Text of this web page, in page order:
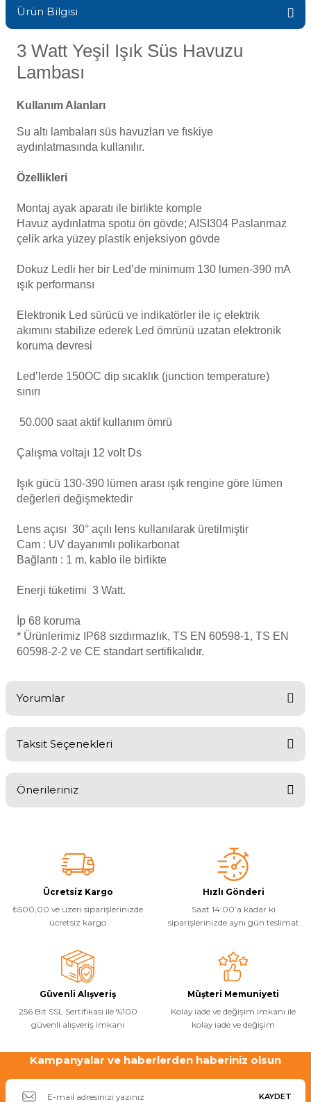
Düşürücü
Wtr Havuz
Toz Ph+ Yükseltici
Selenoid
Alkalinite Düşürücü
Ayak Dezenfektanı
Havuz Filtre
Havuz Kış Kimyasalı
Kalsiyum Hipoklorit
Temizleyici
Havuz Vana
Havuz Isıtma
Havuz Elektrik
Havuz Sarf
Havuz
Bahçe Süs Havuzu
Endüstriyel Blower
Dezenfeksiyon
Havuz
Kapağı
Havuz
Jakuzi Sauna
Kuvars Cam
Olimpik Havuz
Yangın Pompası
Ürün Bilgisi
3 Watt Yeşil Işık Süs Havuzu
Lambası
Kullanım Alanları
Su altı lambaları süs havuzları ve fıskiye
aydınlatmasında kullanılır.
Özellikleri
Montaj ayak aparatı ile birlikte komple
Havuz aydınlatma spotu ön gövde; AISI304 Paslanmaz
çelik arka yüzey plastik enjeksiyon gövde
Dokuz Ledli her bir Led’de minimum 130 lumen-390 mA
ışık performansı
Elektronik Led sürücü ve indikatörler ile iç elektrik
akımını stabilize ederek Led ömrünü uzatan elektronik
koruma devresi
Led’lerde 150OC dip sıcaklık (junction temperature)
sınırı
50.000 saat aktif kullanım ömrü
Çalışma voltajı 12 volt Ds
Işık gücü 130-390 lümen arası ışık rengine göre lümen
değerleri değişmektedir
Lens açısı 30° açılı lens kullanılarak üretilmiştir
Cam : UV dayanımlı polikarbonat
Bağlantı : 1 m. kablo ile birlikte
Enerji tüketimi 3 Watt.
İp 68 koruma
* Ürünlerimiz IP68 sızdırmazlık, TS EN 60598-1, TS EN
60598-2-2 ve CE standart sertifikalıdır.
Yorumlar
Taksit Seçenekleri
Önerileriniz
Görüş ve önerileriniz için teşekkür ederiz.
Ürün resmi kalitesiz, bozuk veya görüntülenemiyor.
Ürün açıklamasında eksik bilgiler bulunuyor.
Ürün bilgilerinde hatalar bulunuyor.
Ürün fiyatı diğer sitelerden daha pahalı.
Bu ürüne benzer farklı alternatifler olmalı.
Gönder
Ücretsiz Kargo
₺500,00 ve üzeri siparişlerinizde
ücretsiz kargo
Hızlı Gönderi
Saat 14:00’a kadar ki
siparişlerinizde aynı gün teslimat
Güvenli Alışveriş
256 Bit SSL Sertifikası ile %100
güvenli alışveriş imkanı
Müşteri Memuniyeti
Kolay iade ve değişim imkanı ile
kolay iade ve değişim
Kampanyalar ve haberlerden haberiniz olsun
KAYDET